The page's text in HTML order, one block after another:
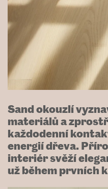
Sand okouzlí
materiálů a
každodenní
energií dřeva.
interiér svěží
už během prvních